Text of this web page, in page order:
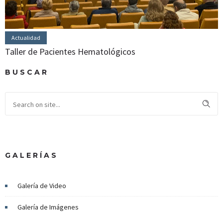
Actualidad
Taller de Pacientes Hematológicos
BUSCAR
GALERÍAS
Galería de Video
Galería de Imágenes